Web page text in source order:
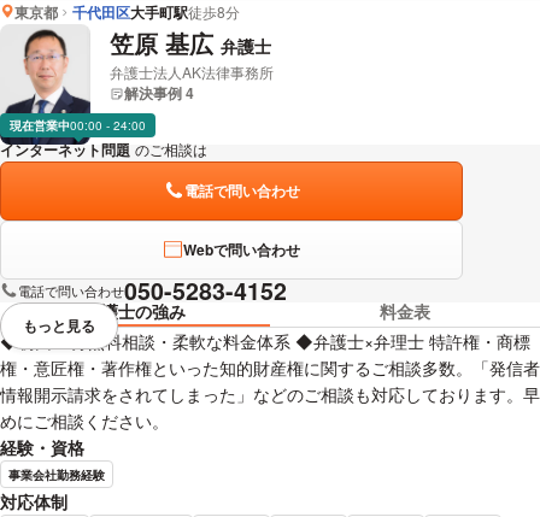
東京都 千代田区大手町駅徒歩8分
笠原 基広 弁護士
弁護士法人AK法律事務所
解決事例 4
現在営業中00:00 - 24:00
インターネット問題 のご相談は
電話で問い合わせ
Webで問い合わせ
電話で問い合わせ050-5283-4152
弁護士の強み
料金表
◆初回60分無料相談・柔軟な料金体系 ◆弁護士×弁理士 特許権・商標
権・意匠権・著作権といった知的財産権に関するご相談多数。「発信者
情報開示請求をされてしまった」などのご相談も対応しております。早
めにご相談ください。
経験・資格
事業会社勤務経験
対応体制
視覚的に省略されている要素を
もっと見る